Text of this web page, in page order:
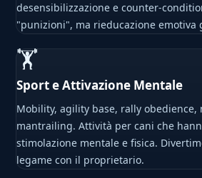
desensibilizzazione e counter-
"punizioni", ma rieducazione emotiva
🏋
Sport e Attivazione Mentale
Mobility, agility base, rally obedience,
mantrailing. Attività per cani che
stimolazione mentale e fisica.
legame con il proprietario.